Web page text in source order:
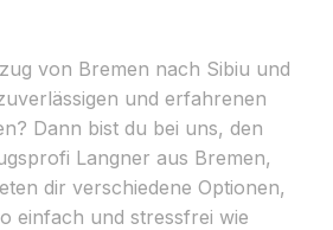
von Bremen nach Sibiu und
und erfahrenen
Dann bist du bei uns, den
Langner aus Bremen,
dir verschiedene Optionen,
einfach und stressfrei wie